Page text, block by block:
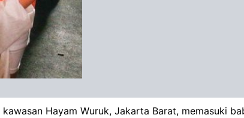
Hayam Wuruk, Jakarta Barat, memasuki